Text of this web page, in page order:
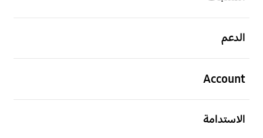
الدعم
Account
الاستدامة